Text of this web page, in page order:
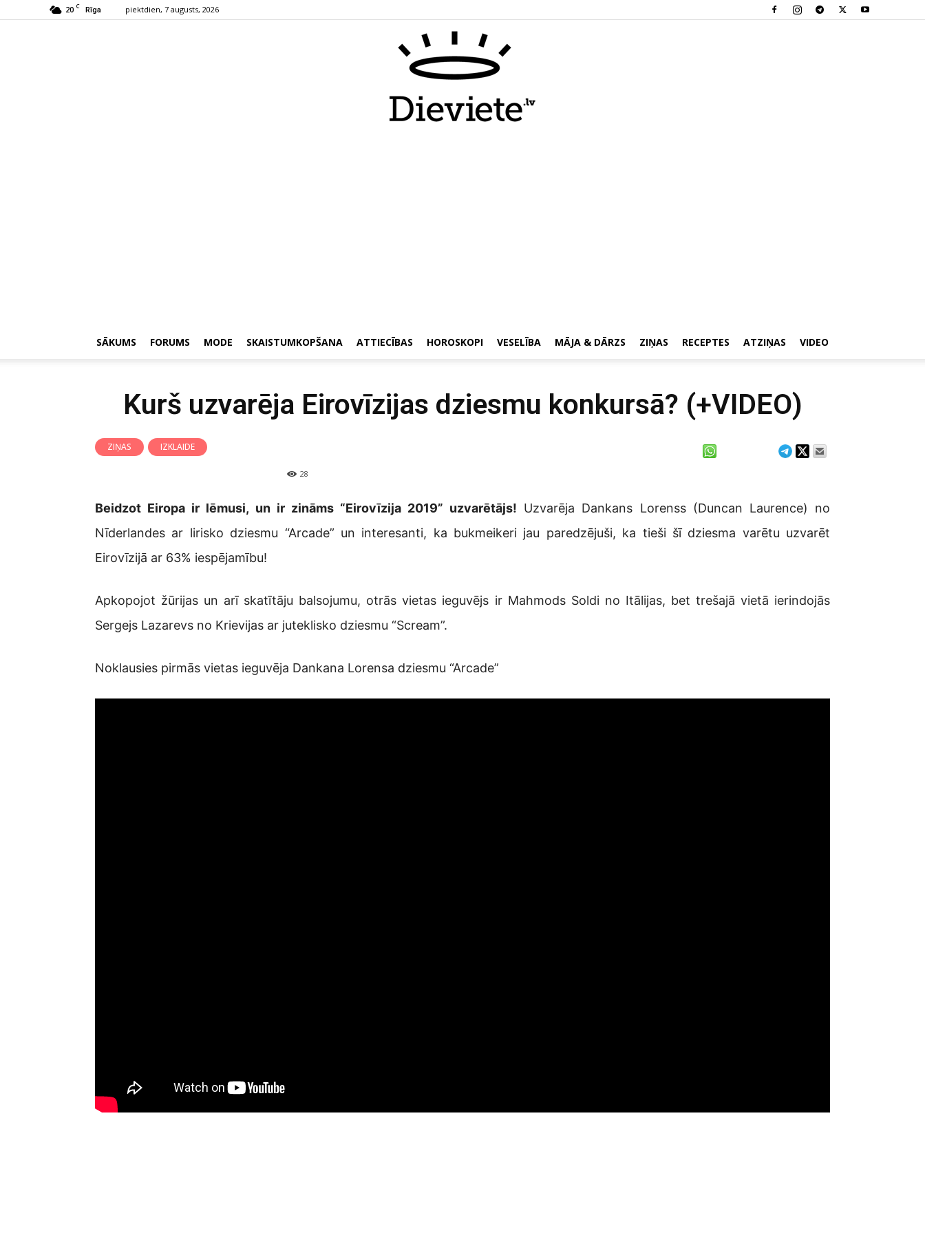
20 C Rīga piektdien, 7 augusts, 2026
SĀKUMS FORUMS MODE SKAISTUMKOPŠANA ATTIECĪBAS HOROSKOPI VESELĪBA MĀJA & DĀRZS ZIŅAS RECEPTES ATZIŅAS VIDEO
Kurš uzvarēja Eirovīzijas dziesmu konkursā? (+VIDEO)
ZIŅAS IZKLAIDE
28
Beidzot Eiropa ir lēmusi, un ir zināms “Eirovīzija 2019” uzvarētājs! Uzvarēja Dankans Lorenss (Duncan Laurence) no
Nīderlandes ar lirisko dziesmu “Arcade” un interesanti, ka bukmeikeri jau paredzējuši, ka tieši šī dziesma varētu uzvarēt
Eirovīzijā ar 63% iespējamību!
Apkopojot žūrijas un arī skatītāju balsojumu, otrās vietas ieguvējs ir Mahmods Soldi no Itālijas, bet trešajā vietā ierindojās
Sergejs Lazarevs no Krievijas ar juteklisko dziesmu “Scream”.
Noklausies pirmās vietas ieguvēja Dankana Lorensa dziesmu “Arcade”